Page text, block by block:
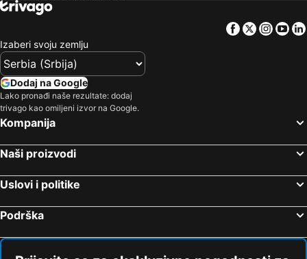
Facebook
Twitter
Izaberi svoju zemlju
Dodaj na Google
Lako pronađi naše rezultate: dodaj
trivago kao omiljeni izvor na Google.
Kompanija
Naši proizvodi
Uslovi i politike
Podrška